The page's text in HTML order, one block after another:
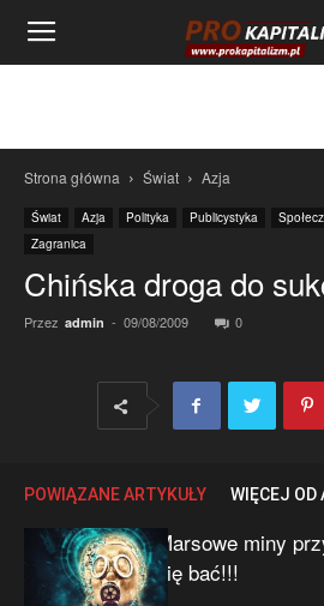
Strona główna Świat Azja
Świat Azja Polityka Publicystyka
Zagranica
Chińska droga do
Przez admin - 09/08/2009 0
POWIĄZANE ARTYKUŁY WIĘCEJ OD
Marsowe miny
się bać!!!